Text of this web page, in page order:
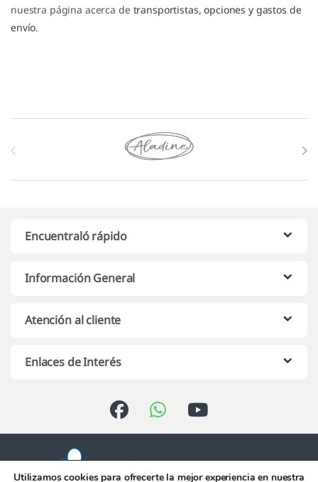
nuestra página acerca de transportistas, opciones y gastos de
envío.
Marcas De Carrusel
Encuentraló rápido
Información General
Atención al cliente
Enlaces de Interés
Utilizamos cookies para ofrecerte la mejor experiencia en nuestra